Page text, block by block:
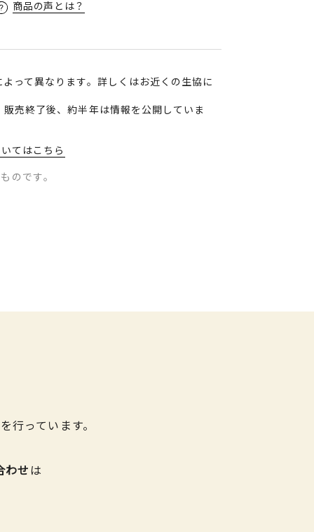
商品の声とは？
って異なります。詳しくはお近くの生協に
売終了後、約半年は情報を公開していま
てはこちら
のです。
っています。
わせは